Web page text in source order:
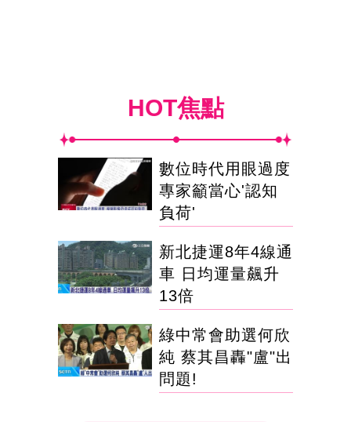
HOT焦點
數位時代用眼過度
專家籲當心'認知
負荷'
新北捷運8年4線通
車 日均運量飆升
13倍
綠中常會助選何欣
純 蔡其昌轟"盧"出
問題!